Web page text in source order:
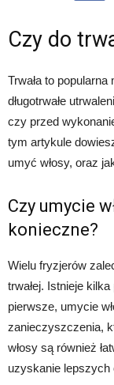
Czy do
Trwała to
długotrwałe
czy przed
tym artykule
umyć włosy, oraz
Czy umycie
konieczne?
Wielu fryzjerów
trwałej. Istnieje
pierwsze, umycie
zanieczyszczenia,
włosy są również
uzyskanie lepszych